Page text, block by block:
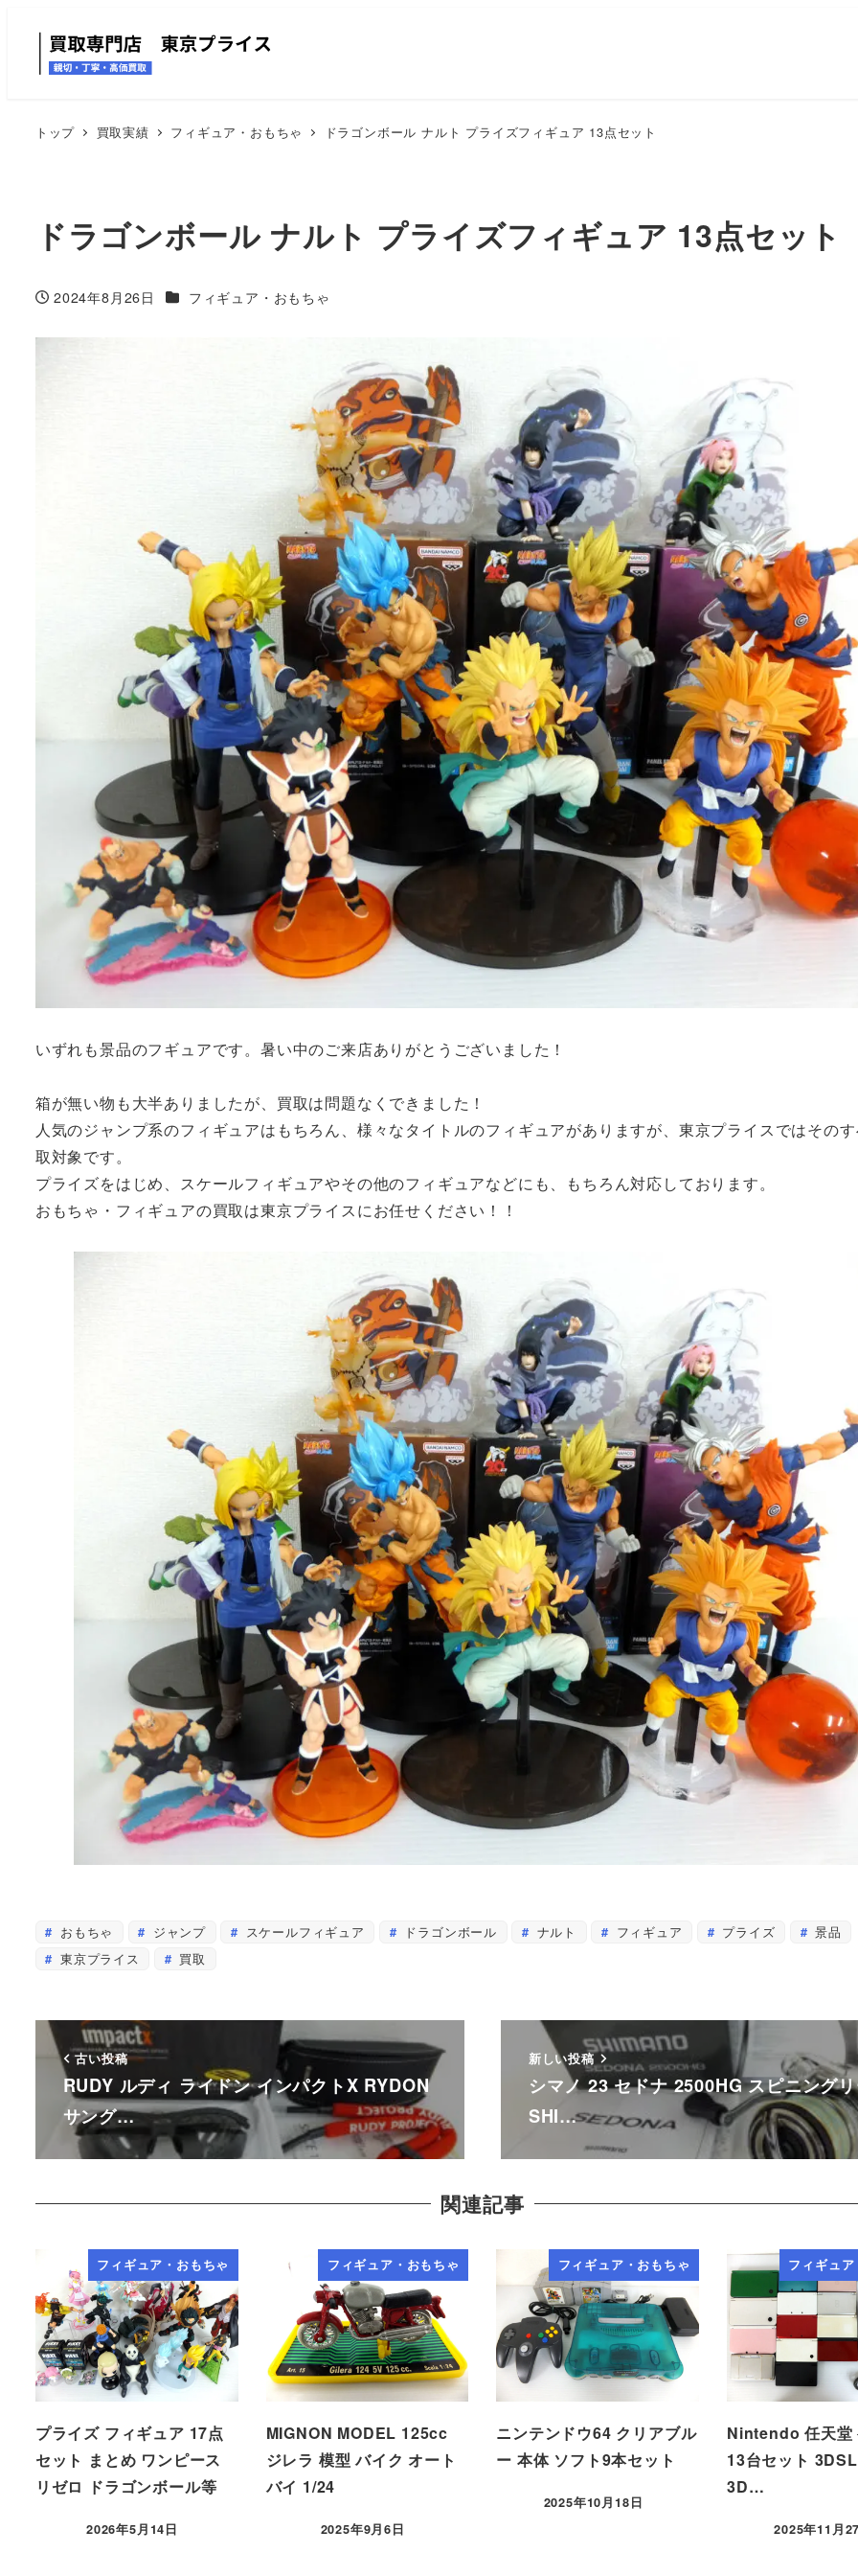
トップ 買取実績 フィギュア・おもちゃ ドラゴンボール ナルト プライズフィギュア 13点セット
ドラゴンボール ナルト プライズフィギュア 13点セット
投稿日
2024年8月26日 カテゴリー
フィギュア・おもちゃ
いずれも景品のフギュアです。暑い中のご来店ありがとうございました！
箱が無い物も大半ありましたが、買取は問題なくできました！
人気のジャンプ系のフィギュアはもちろん、様々なタイトルのフィギュアがありますが、東京プライスではその
取対象です。
プライズをはじめ、スケールフィギュアやその他のフィギュアなどにも、もちろん対応しております。
おもちゃ・フィギュアの買取は東京プライスにお任せください！！
おもちゃ ジャンプ スケールフィギュア ドラゴンボール ナルト フィギュア プライズ
景品
東京プライス
買取
古い投稿
RUDY ルディ ライドン インパクトX RYDON
サング…
新しい投稿
シマノ 23 セドナ 2500HG スピニング
SHI…
関連記事
フィギュア・おもちゃ
プライズ フィギュア 17点
セット まとめ ワンピース
リゼロ ドラゴンボール等
2026年5月14日
フィギュア・おもちゃ
MIGNON MODEL 125cc
ジレラ 模型 バイク オート
バイ 1/24
2025年9月6日
フィギュア・おもちゃ
ニンテンドウ64 クリアブル
ー 本体 ソフト9本セット
2025年10月18日
フィギュ
Nintendo 任天堂
13台セット
3D…
2025年11月